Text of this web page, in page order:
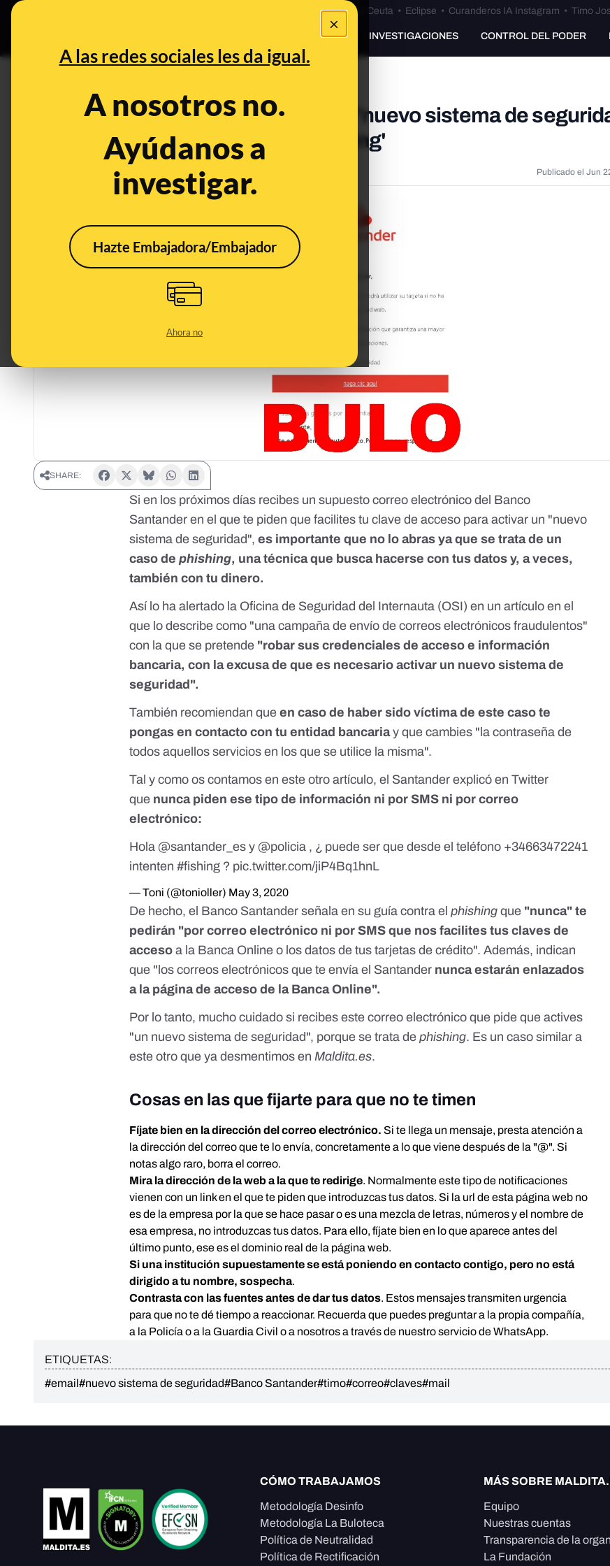
×
A las redes sociales les da igual.
A nosotros no.
Ayúdanos a
investigar.
Hazte Embajadora/Embajador
Ahora no
Especial Ceuta•Bulos Ceuta • Eclipse • Curanderos IA Instagram • Timo
PREBUNKING INVESTIGACIONES CONTROL DEL PODER
No, este correo que te avisa de un "nuevo sistema de
es del Banco Santander: es 'phishing'
Publicado el Jun
SHARE:
Si en los próximos días recibes un supuesto correo electrónico del Banco
Santander en el que te piden que facilites tu clave de acceso para activar un "nuevo
sistema de seguridad",es importante que no lo abras ya que se trata de un
caso dephishing, una técnica que busca hacerse con tus datos y, a veces,
también con tu dinero.
Así lo ha alertado la Oficina de Seguridad del Internauta (OSI)en un artículo en el
que lo describe como "una campaña de envío de correos electrónicos fraudulentos"
con la que se pretende "robar sus credenciales de acceso e información
bancaria, con la excusa de que es necesario activar un nuevo sistema de
seguridad".
También recomiendan queen caso de haber sido víctima de este caso te
pongas en contacto con tu entidad bancariay que cambies "la contraseña de
todos aquellos servicios en los que se utilice la misma".
Tal y como os contamos en este otro artículo, el Santander explicó en Twitter
que nunca piden ese tipo de información ni por SMS ni por correo
electrónico:
Hola @santander_es y @policia , ¿ puede ser que desde el teléfono +34663472241
intenten#fishing ? pic.twitter.com/jiP4Bq1hnL
— Toni (@tonioller) May 3, 2020
De hecho, el Banco Santander señala en suguía contra elphishing que "nunca" te
pedirán "por correo electrónico ni por SMS que nos facilites tus claves de
acceso a la Banca Online o los datos de tus tarjetas de crédito". Además, indican
que "los correos electrónicos que te envía el Santander nunca estarán enlazados
a la página de acceso de la Banca Online".
Por lo tanto, mucho cuidado si recibes este correo electrónico que pide que actives
"un nuevo sistema de seguridad", porque se trata dephishing. Es un caso similara
este otro que ya desmentimos enMaldita.es.
Cosas en las que fijarte para que no te timen
Fíjate bien en la dirección del correo electrónico. Si te llega un mensaje, presta atención a
la dirección del correo que te lo envía, concretamente a lo que viene después de la "@". Si
notas algo raro, borra el correo.
Mira la dirección de la web a la que te redirige. Normalmente este tipo de notificaciones
vienen con un link en el que te piden que introduzcas tus datos. Si la url de esta página web no
es de la empresa por la que se hace pasar o es una mezcla de letras, números y el nombre de
esa empresa, no introduzcas tus datos. Para ello, fíjate bien en lo que aparece antes del
último punto, ese es el dominio real de la página web.
Si una institución supuestamente se está poniendo en contacto contigo, pero no está
dirigido a tu nombre, sospecha.
Contrasta con las fuentes antes de dar tus datos. Estos mensajes transmiten urgencia
para que no te dé tiempo a reaccionar. Recuerda que puedes preguntar a la propia compañía,
a la Policía o a la Guardia Civil o a nosotros a través de nuestro servicio de WhatsApp.
ETIQUETAS:
#email#nuevo sistema de seguridad#Banco Santander#timo#correo#claves#mail
CÓMO TRABAJAMOS
Metodología Desinfo
Metodología La Buloteca
Política de Neutralidad
Política de Rectificación
MÁS SOBRE
Equipo
Nuestras cuentas
Transparencia de la
La Fundación